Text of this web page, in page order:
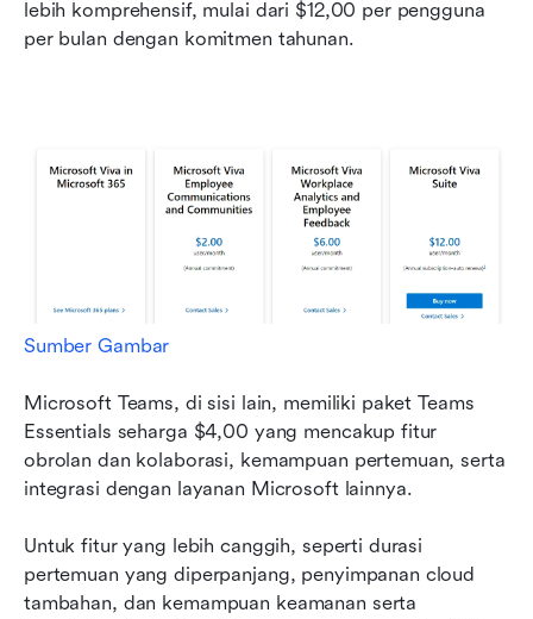
lebih komprehensif, mulai dari $12,00 per pengguna
per bulan dengan komitmen tahunan.
Sumber Gambar
Microsoft Teams, di sisi lain, memiliki paket Teams
Essentials seharga $4,00 yang mencakup fitur
obrolan dan kolaborasi, kemampuan pertemuan, serta
integrasi dengan layanan Microsoft lainnya.
Untuk fitur yang lebih canggih, seperti durasi
pertemuan yang diperpanjang, penyimpanan cloud
tambahan, dan kemampuan keamanan serta